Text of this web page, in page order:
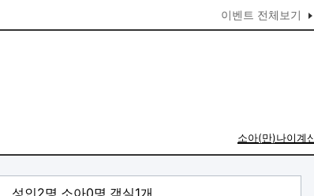
이벤트 전체보기
소아(만)나이계